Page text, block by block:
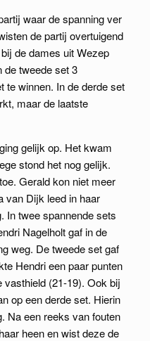
waar de spanning ver
de partij overtuigend
de dames uit Wezep
de tweede set 3
te winnen. In de derde set
maar de laatste
gelijk op. Het kwam
stond het nog gelijk.
Gerald kon niet meer
van Dijk leed in haar
In twee spannende sets
Nagelholt gaf in de
weg. De tweede set gaf
Hendri een paar punten
vasthield (21-19). Ook bij
op een derde set. Hierin
Na een reeks van fouten
heen en wist deze de